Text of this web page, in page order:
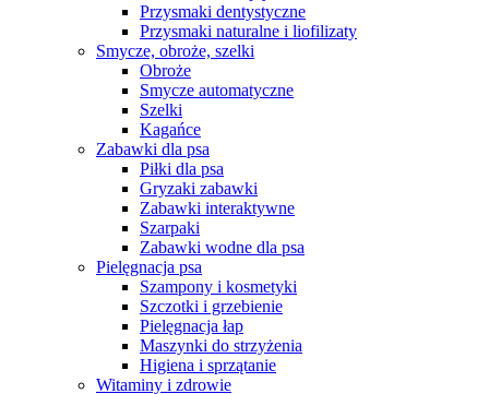
Przysmaki dentystyczne
Przysmaki naturalne i liofilizaty
Smycze, obroże, szelki
Obroże
Smycze automatyczne
Szelki
Kagańce
Zabawki dla psa
Piłki dla psa
Gryzaki zabawki
Zabawki interaktywne
Szarpaki
Zabawki wodne dla psa
Pielęgnacja psa
Szampony i kosmetyki
Szczotki i grzebienie
Pielęgnacja łap
Maszynki do strzyżenia
Higiena i sprzątanie
Witaminy i zdrowie